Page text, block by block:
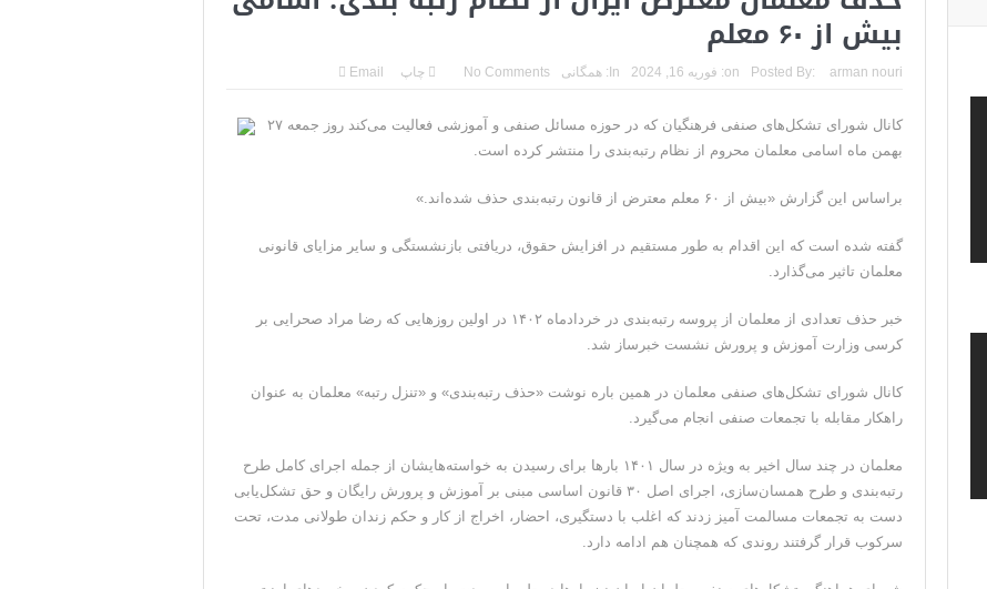
ونزوئلا؛ منتقدان ترامپ اذعان می‌کنند که حق با او بود وضعیت بهبود یافته است
دیپلمات حکومتی: ترامپ می‌خواهد یک بار برای همیشه نسخه ما را بپیچد+تحلیل
ترامپ: این آخرین فرصت برای حکومت ایران است، امیدوارم سر عقل بیایند
حمله احتمالی آمریکا چه شکلی خواهد بود؟ آماده‌باش کامل در شمال غرب ایران
ترامپ: رهبری حکومت ایران فریبکار و دورویی عجیبی از خود نشان می‌دهد
بیش از ۶۰ معلم
Posted By: arman nouri
on: فوریه 16, 2024 In: همگانی No Comments چاپ Email
کانال شورای تشکل‎‌های صنفی فرهنگیان که در حوزه مسائل صنفی و آموزشی فعالیت می‌کند روز جمعه ۲۷
بهمن ماه اسامی معلمان محروم از نظام رتبه‌بندی را منتشر کرده است.
براساس این گزارش «بیش از ۶۰ معلم معترض از قانون رتبه‌بندی حذف شده‌اند.»
گفته شده است که این اقدام به طور مستقیم در افزایش حقوق، دریافتی بازنشستگی و سایر مزایای قانونی
معلمان تاثیر می‌گذارد.
خبر حذف تعدادی از معلمان از پروسه رتبه‌بندی در خردادماه ۱۴۰۲ در اولین روزهایی که رضا مراد صحرایی بر
کرسی وزارت آموزش و پرورش نشست خبرساز شد.
کانال شورای تشکل‌های صنفی معلمان در همین باره نوشت «حذف رتبه‌بندی» و «تنزل رتبه» معلمان به عنوان
راهکار مقابله با تجمعات صنفی انجام می‌گیرد.
معلمان در چند سال اخیر به ویژه در سال ۱۴۰۱ بارها برای رسیدن به خواسته‌هایشان از جمله اجرای کامل طرح
رتبه‌بندی و طرح همسان‌سازی، اجرای اصل ۳۰ قانون اساسی مبنی بر آموزش و پرورش رایگان و حق تشکل‌یابی
دست به تجمعات مسالمت آمیز زدند که اغلب با دستگیری، احضار، اخراج از کار و حکم زندان طولانی مدت، تحت
سرکوب قرار گرفتند روندی که همچنان هم ادامه دارد.